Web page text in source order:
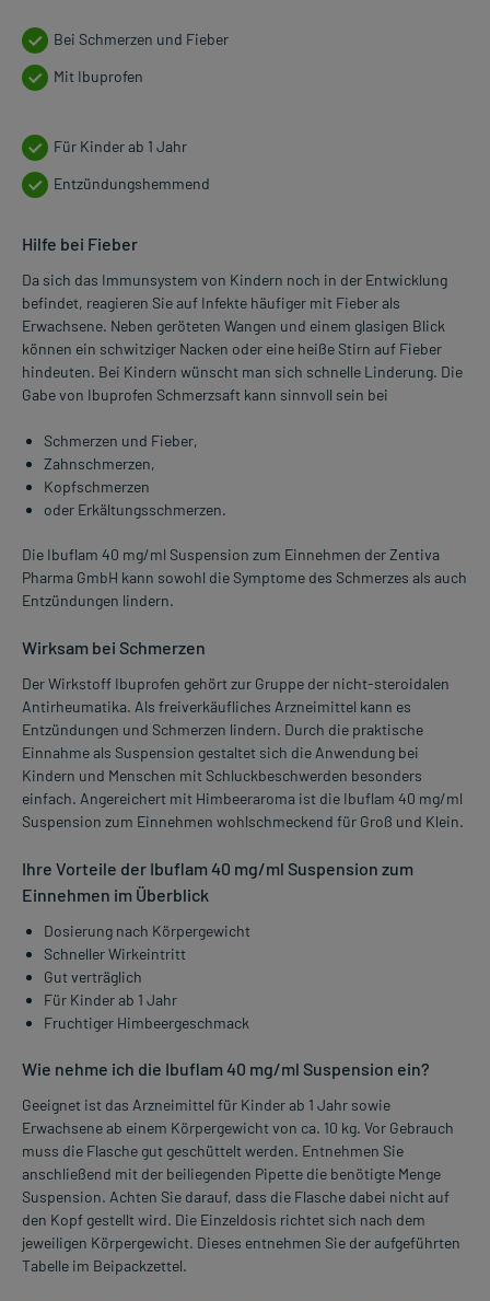
Bei Schmerzen und Fieber
Mit Ibuprofen
Für Kinder ab 1 Jahr
Entzündungshemmend
Hilfe bei Fieber
Da sich das Immunsystem von Kindern noch in der Entwicklung
befindet, reagieren Sie auf Infekte häufiger mit Fieber als
Erwachsene. Neben geröteten Wangen und einem glasigen Blick
können ein schwitziger Nacken oder eine heiße Stirn auf Fieber
hindeuten. Bei Kindern wünscht man sich schnelle Linderung. Die
Gabe von Ibuprofen Schmerzsaft kann sinnvoll sein bei
Schmerzen und Fieber,
Zahnschmerzen,
Kopfschmerzen
oder Erkältungsschmerzen.
Die Ibuflam 40 mg/ml Suspension zum Einnehmen der Zentiva
Pharma GmbH kann sowohl die Symptome des Schmerzes als auch
Entzündungen lindern.
Wirksam bei Schmerzen
Der Wirkstoff Ibuprofen gehört zur Gruppe der nicht-steroidalen
Antirheumatika. Als freiverkäufliches Arzneimittel kann es
Entzündungen und Schmerzen lindern. Durch die praktische
Einnahme als Suspension gestaltet sich die Anwendung bei
Kindern und Menschen mit Schluckbeschwerden besonders
einfach. Angereichert mit Himbeeraroma ist die Ibuflam 40 mg/ml
Suspension zum Einnehmen wohlschmeckend für Groß und Klein.
Ihre Vorteile der Ibuflam 40 mg/ml Suspension zum
Einnehmen im Überblick
Dosierung nach Körpergewicht
Schneller Wirkeintritt
Gut verträglich
Für Kinder ab 1 Jahr
Fruchtiger Himbeergeschmack
Wie nehme ich die Ibuflam 40 mg/ml Suspension ein?
Geeignet ist das Arzneimittel für Kinder ab 1 Jahr sowie
Erwachsene ab einem Körpergewicht von ca. 10 kg. Vor Gebrauch
muss die Flasche gut geschüttelt werden. Entnehmen Sie
anschließend mit der beiliegenden Pipette die benötigte Menge
Suspension. Achten Sie darauf, dass die Flasche dabei nicht auf
den Kopf gestellt wird. Die Einzeldosis richtet sich nach dem
jeweiligen Körpergewicht. Dieses entnehmen Sie der aufgeführten
Tabelle im Beipackzettel.